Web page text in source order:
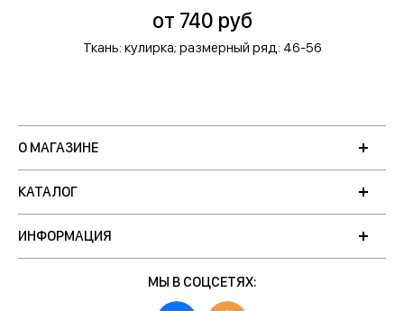
от 740 руб
Ткань: кулирка; размерный ряд: 46-56
О МАГАЗИНЕ
КАТАЛОГ
ИНФОРМАЦИЯ
МЫ В СОЦСЕТЯХ: